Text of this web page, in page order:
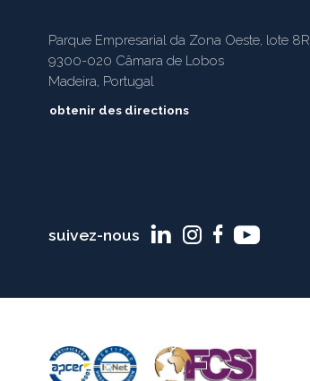
Parque Empresarial da Zona Oeste, lote 8R
9300-020 Câmara de Lobos
Madeira, Portugal
obtenir des directions
suivez-nous